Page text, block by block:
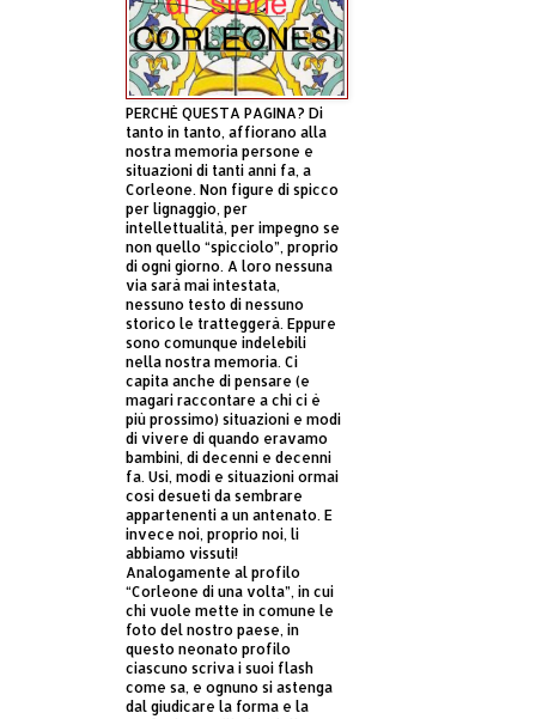
PERCHÈ QUESTA PAGINA? Di
tanto in tanto, affiorano alla
nostra memoria persone e
situazioni di tanti anni fa, a
Corleone. Non figure di spicco
per lignaggio, per
intellettualità, per impegno se
non quello “spicciolo”, proprio
di ogni giorno. A loro nessuna
via sarà mai intestata,
nessuno testo di nessuno
storico le tratteggerà. Eppure
sono comunque indelebili
nella nostra memoria. Ci
capita anche di pensare (e
magari raccontare a chi ci è
più prossimo) situazioni e modi
di vivere di quando eravamo
bambini, di decenni e decenni
fa. Usi, modi e situazioni ormai
così desueti da sembrare
appartenenti a un antenato. E
invece noi, proprio noi, li
abbiamo vissuti!
Analogamente al profilo
“Corleone di una volta”, in cui
chi vuole mette in comune le
foto del nostro paese, in
questo neonato profilo
ciascuno scriva i suoi flash
come sa, e ognuno si astenga
dal giudicare la forma e la